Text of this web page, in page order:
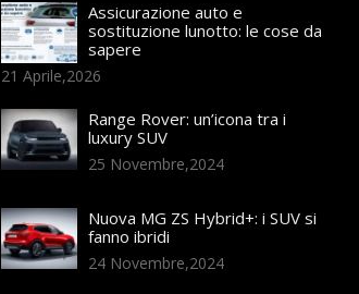
Assicurazione auto e
sostituzione lunotto: le cose da
sapere
21 Aprile,2026
Range Rover: un’icona tra i
luxury SUV
25 Novembre,2024
Nuova MG ZS Hybrid+: i SUV si
fanno ibridi
24 Novembre,2024